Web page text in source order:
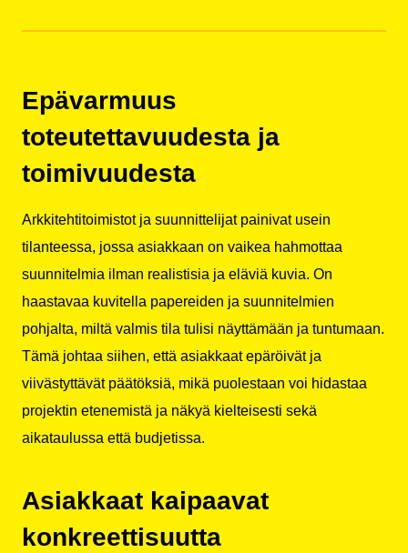
Epävarmuus
toteutettavuudesta ja
toimivuudesta
Arkkitehtitoimistot ja suunnittelijat painivat usein
tilanteessa, jossa asiakkaan on vaikea hahmottaa
suunnitelmia ilman realistisia ja eläviä kuvia. On
haastavaa kuvitella papereiden ja suunnitelmien
pohjalta, miltä valmis tila tulisi näyttämään ja tuntumaan.
Tämä johtaa siihen, että asiakkaat epäröivät ja
viivästyttävät päätöksiä, mikä puolestaan voi hidastaa
projektin etenemistä ja näkyä kielteisesti sekä
aikataulussa että budjetissa.
Asiakkaat kaipaavat
konkreettisuutta